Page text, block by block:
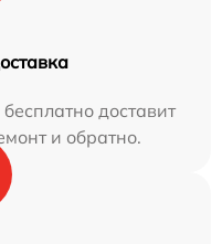
доставит
и обратно.